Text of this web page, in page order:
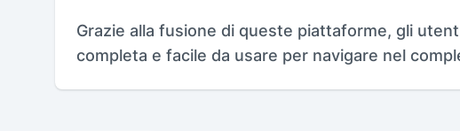
Grazie alla fusione di queste piattaforme, gli
completa e facile da usare per navigare nel